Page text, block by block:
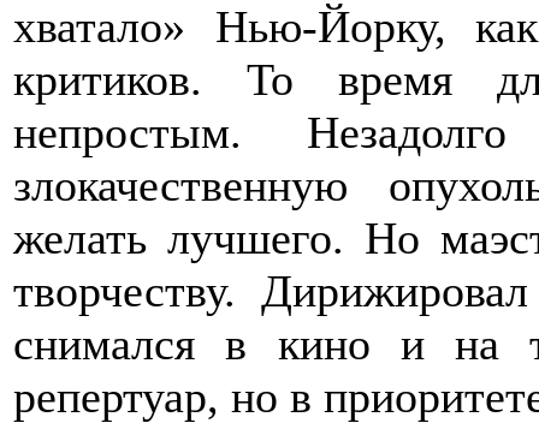
хватало» Нью-Йорку,
критиков. То время
непростым.
злокачественную
желать лучшего. Но
творчеству.
снимался в кино и на
репертуар, но в